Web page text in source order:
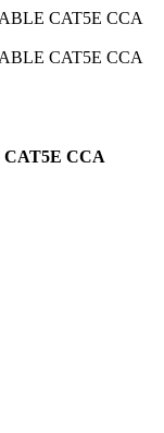
CCA